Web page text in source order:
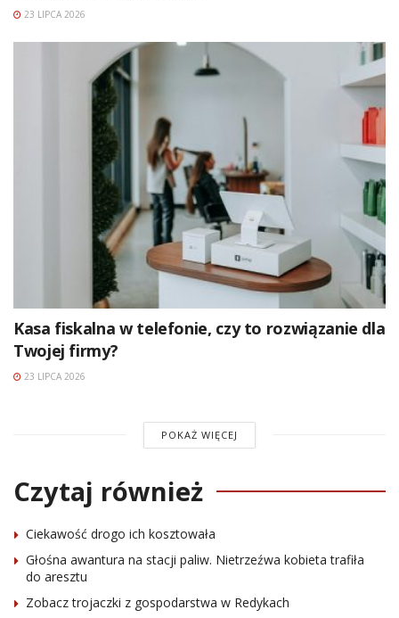
23 LIPCA 2026
Kasa fiskalna w telefonie, czy to rozwiązanie dla
Twojej firmy?
23 LIPCA 2026
POKAŻ WIĘCEJ
Czytaj również
Ciekawość drogo ich kosztowała
Głośna awantura na stacji paliw. Nietrzeźwa kobieta trafiła
do aresztu
Zobacz trojaczki z gospodarstwa w Redykach